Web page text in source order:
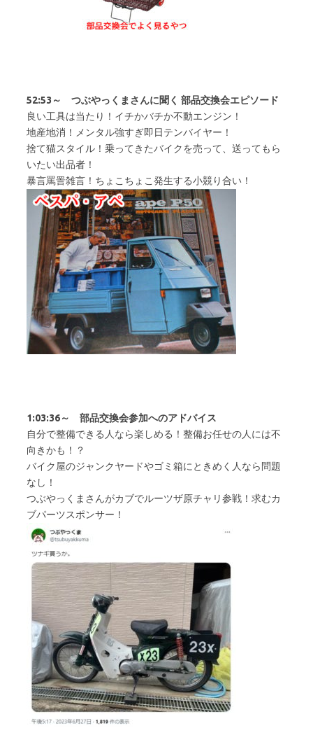
52:53～ つぶやっくまさんに聞く 部品交換会エピソード
良い工具は当たり！イチかバチか不動エンジン！
地産地消！メンタル強すぎ即日テンバイヤー！
捨て猫スタイル！乗ってきたバイクを売って、送ってもら
いたい出品者！
暴言罵詈雑言！ちょこちょこ発生する小競り合い！
1:03:36～ 部品交換会参加へのアドバイス
自分で整備できる人なら楽しめる！整備お任せの人には不
向きかも！？
バイク屋のジャンクヤードやゴミ箱にときめく人なら問題
なし！
つぶやっくまさんがカブでルーツザ原チャリ参戦！求むカ
ブパーツスポンサー！